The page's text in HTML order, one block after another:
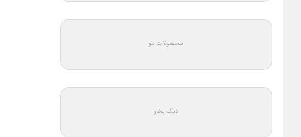
محصولات مو
دیگ بخار